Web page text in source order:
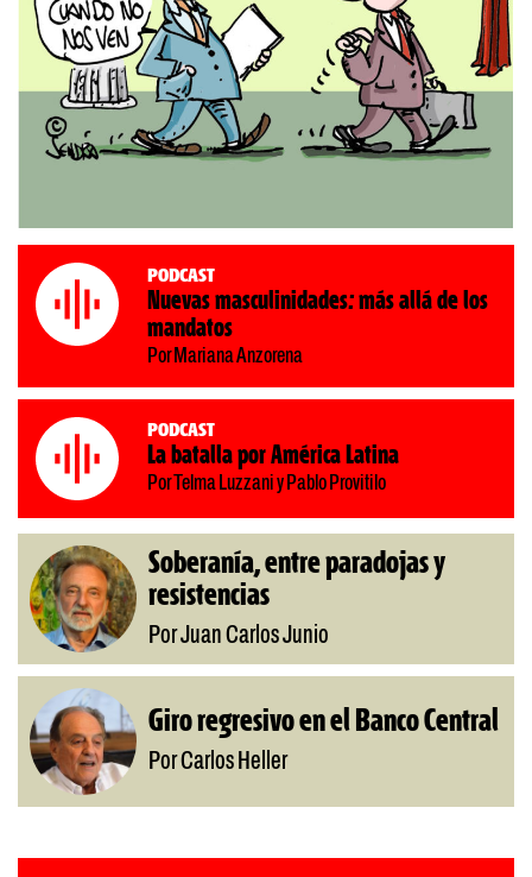
Podcast
Nuevas masculinidades: más allá de los
mandatos
Por Mariana Anzorena
Podcast
La batalla por América Latina
Por Telma Luzzani y Pablo Provitilo
Soberanía, entre paradojas y
resistencias
Por Juan Carlos Junio
Giro regresivo en el Banco Central
Por Carlos Heller